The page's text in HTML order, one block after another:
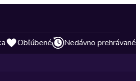
Obľúbené Nedávno prehrávané